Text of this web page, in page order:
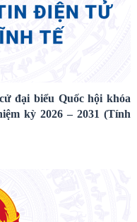
đại biểu Quốc hội khóa
kỳ 2026 – 2031 (Tính